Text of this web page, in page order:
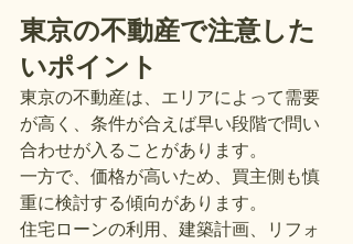
東京の不動産で注意した
いポイント
東京の不動産は、エリアによって需要
が高く、条件が合えば早い段階で問い
合わせが入ることがあります。
一方で、価格が高いため、買主側も慎
重に検討する傾向があります。
住宅ローンの利用、建築計画、リフォ